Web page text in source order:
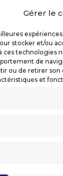
Gérer le
stocker et/ou
ces technologies
de
ou de retirer
et